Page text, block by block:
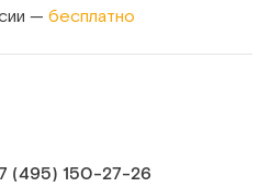
— бесплатно
(495) 150‑27‑26